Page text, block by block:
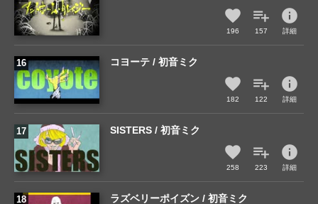
196 157
info
詳細
コヨーテ / 初音ミク
182 122
info
詳細
SISTERS / 初音ミク
258 223
info
詳細
ラズベリーポイズン / 初音ミク